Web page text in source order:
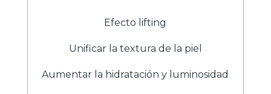
Efecto lifting
Unificar la textura de la piel
Aumentar la hidratación y luminosidad